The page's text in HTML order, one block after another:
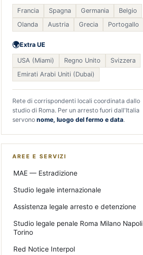
Francia Spagna Germania
Belgio
Olanda
Austria Grecia Portogallo
🌍Extra UE
USA (Miami) Regno Unito
Svizzera
Emirati Arabi Uniti (Dubai)
Rete di corrispondenti locali coordinata dallo
studio di Roma. Per un arresto fuori dall'Italia
servono nome, luogo del fermo e data.
AREE E SERVIZI
MAE — Estradizione
Studio legale internazionale
Assistenza legale arresto e detenzione
Studio legale penale Roma Milano Napoli
Torino
Red Notice Interpol